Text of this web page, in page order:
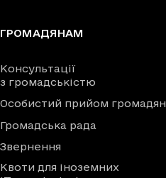
ГРОМАДЯНАМ
Консультації
з громадськістю
Особистий прийом громадян
Громадська рада
Звернення
Квоти для іноземних